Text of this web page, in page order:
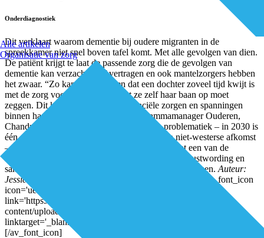
Alle artikelen
Organisatie van zorg
Onderdiagnostiek
Dit verklaart waarom dementie bij oudere migranten in de
spreekkamer niet snel boven tafel komt. Met alle gevolgen van dien.
De patiënt krijgt te laat de passende zorg die de gevolgen van
dementie kan verzachten of vertragen en ook mantelzorgers hebben
het zwaar. “Zo kan het gebeuren dat een dochter zoveel tijd kwijt is
met de zorg voor haar moeder, dat ze zelf haar baan op moet
zeggen. Dit kan weer leiden tot financiële zorgen en spanningen
binnen haar eigen gezin”, schetst programmamanager Ouderen,
Chandra Verstappen. Gezien de groeiende problematiek – in 2030 is
één op de drie ouderen in de grote steden van niet-westerse afkomst
– heeft Pharos cultuursensitieve dementiezorg tot een van de
speerpunten van 2018 gemaakt. Meer kennis, bewustwording en
samenwerking in de wijk kan een hoop leed voorkomen. Auteur:
Jessica Maas
[av_font_icon
icon='ue82d' font='entypo-fontello' style='' caption=''
link='https://e5azagqfxrm.exactdn.com/wp-
content/uploads/2018/06/DEL-nr5_2018_Pharos_LR.pdf'
linktarget='_blank' color='' size='40px' position='left']
[/av_font_icon]